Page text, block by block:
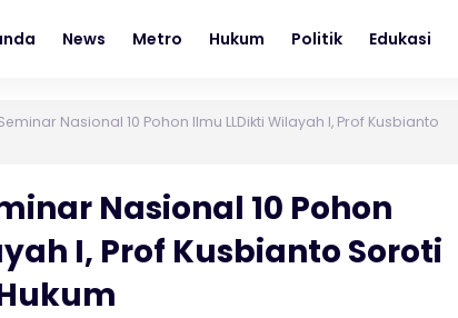
News Metro Hukum Politik Edukasi
Nasional 10 Pohon Ilmu LLDikti Wilayah I, Prof Kusbianto
Nasional 10 Pohon
I, Prof Kusbianto Soroti